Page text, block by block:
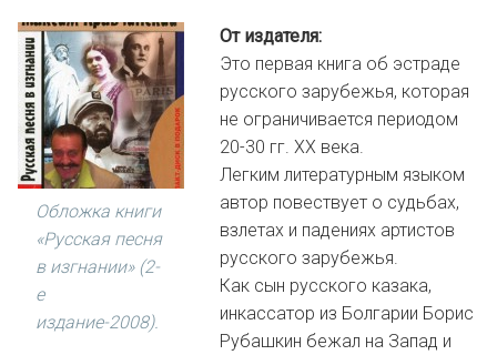
Обложка книги
«Русская песня
в изгнании» (2-
е
издание-2008).
От издателя:
Это первая книга об эстраде
русского зарубежья, которая
не ограничивается периодом
20-30 гг. XX века.
Легким литературным языком
автор повествует о судьбах,
взлетах и падениях артистов
русского зарубежья.
Как сын русского казака,
инкассатор из Болгарии Борис
Рубашкин бежал на Запад и